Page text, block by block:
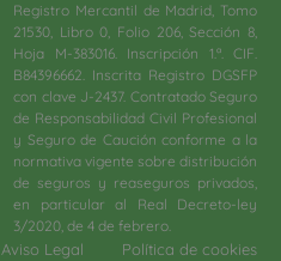
Registro Mercantil de Madrid, Tomo
21530, Libro 0, Folio 206, Sección 8,
Hoja M-383016. Inscripción 1.ª. CIF.
B84396662. Inscrita Registro DGSFP
con clave J-2437. Contratado Seguro
de Responsabilidad Civil Profesional
y Seguro de Caución conforme a la
normativa vigente sobre distribución
de seguros y reaseguros privados,
en particular al Real Decreto-ley
3/2020, de 4 de febrero.​
Aviso Legal Política de cookies